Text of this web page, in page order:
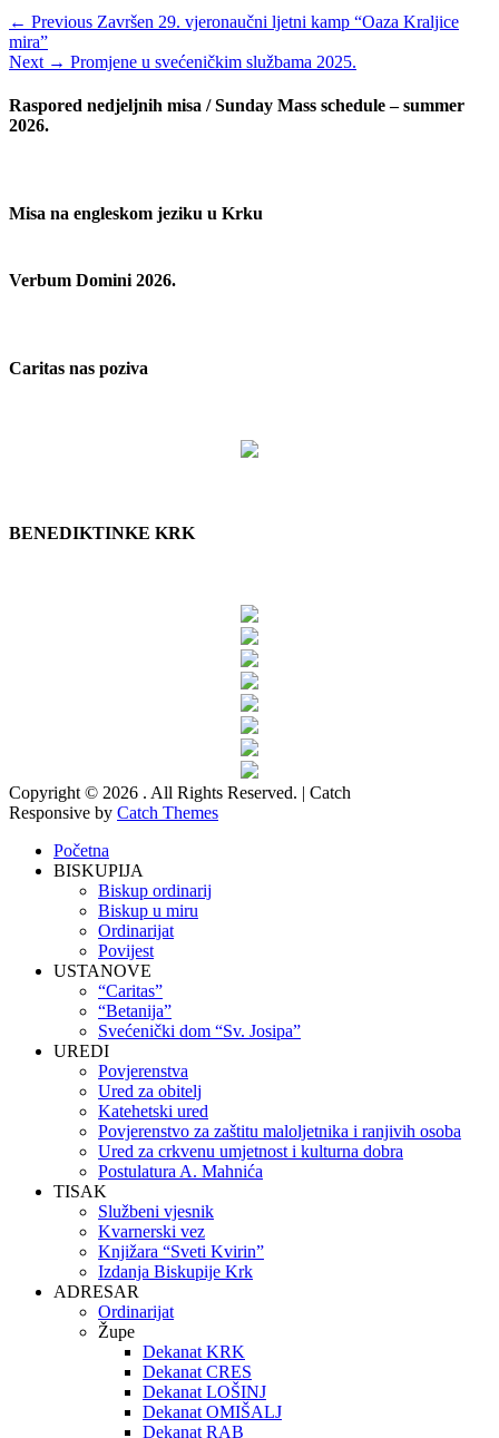
Navigacija
objava
← Previous Previous
Završen 29. vjeronaučni ljetni kamp “Oaza Kraljice
mira”
Next → Next
Promjene u svećeničkim službama 2025.
Raspored nedjeljnih misa / Sunday Mass schedule – summer
2026.
Misa na engleskom jeziku u Krku
Verbum Domini 2026.
Caritas nas poziva
BENEDIKTINKE KRK
Copyright © 2026 . All Rights Reserved. | Catch
Responsive by Catch Themes
Početna
BISKUPIJA
Biskup ordinarij
Biskup u miru
Ordinarijat
Povijest
USTANOVE
“Caritas”
“Betanija”
Svećenički dom “Sv. Josipa”
UREDI
Povjerenstva
Ured za obitelj
Katehetski ured
Povjerenstvo za zaštitu maloljetnika i ranjivih osoba
Ured za crkvenu umjetnost i kulturna dobra
Postulatura A. Mahnića
TISAK
Službeni vjesnik
Kvarnerski vez
Knjižara “Sveti Kvirin”
Izdanja Biskupije Krk
ADRESAR
Ordinarijat
Župe
Dekanat KRK
Dekanat CRES
Dekanat LOŠINJ
Dekanat OMIŠALJ
Dekanat RAB